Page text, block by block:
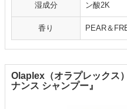
湿成分
ン酸2K
香り PEAR＆
Olaplex（オラプレックス
ナンス シャンプー』